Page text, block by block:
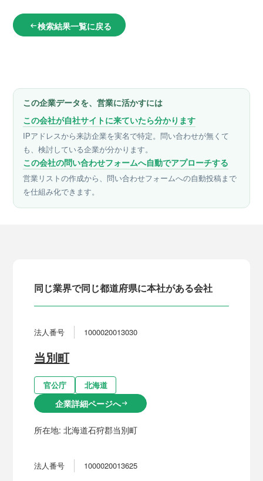
arrow_left_alt検索結果一覧に戻る
この企業データを、営業に活かすには
この会社が自社サイトに来ていたら分かります
IPアドレスから来訪企業を実名で特定。問い合わせが無くて
も、検討している企業が分かります。
この会社の問い合わせフォームへ自動でアプローチする
営業リストの作成から、問い合わせフォームへの自動投稿まで
を仕組み化できます。
同じ業界で同じ都道府県に本社がある会社
法人番号 1000020013030
当別町
官公庁 北海道
企業詳細ページへarrow_right_alt
所在地:北海道石狩郡当別町
法人番号 1000020013625